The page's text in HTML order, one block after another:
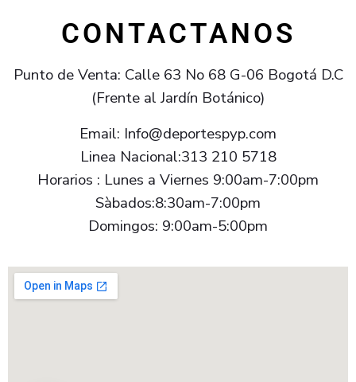
CONTACTANOS
Punto de Venta: Calle 63 No 68 G-06 Bogotá D.C
(Frente al Jardín Botánico)
Email: Info@deportespyp.com
Linea Nacional:313 210 5718
Horarios : Lunes a Viernes 9:00am-7:00pm
Sàbados:8:30am-7:00pm
Domingos: 9:00am-5:00pm